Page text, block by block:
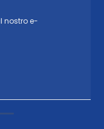
nostro e-